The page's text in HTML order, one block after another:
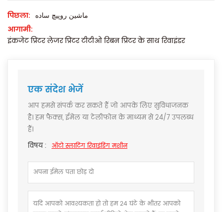
पिछला: ماشین روپیچ ساده
आगामी:
इंकजेट प्रिंटर लेजर प्रिंटर टीटीओ रिबन प्रिंटर के साथ रिवाइंडर
एक संदेश भेजें
आप हमसे संपर्क कर सकते हैं जो आपके लिए सुविधाजनक
है। हम फैक्स, ईमेल या टेलीफोन के माध्यम से 24/7 उपलब्ध
हैं।
विषय : ऑटो स्लाटिंग रिवाइंडिंग मशीन